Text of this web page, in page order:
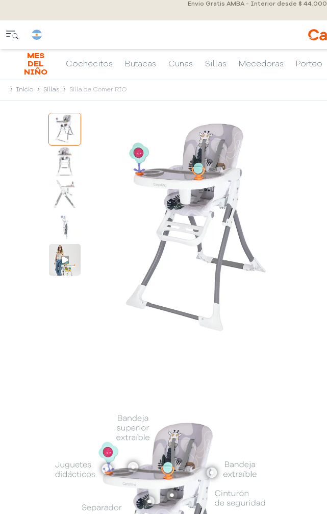
Envio Gratis AMBA - Interior desde $ 44.000
MES
DEL
NIÑO
Cochecitos Butacas Cunas Sillas Mecedoras Porteo
Inicio Sillas Silla de Comer RIO